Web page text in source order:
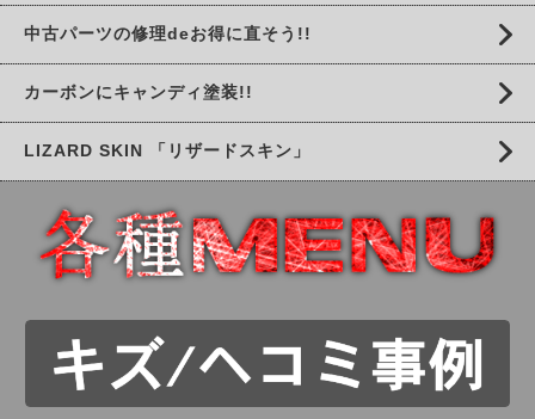
中古パーツの修理deお得に直そう!!
カーボンにキャンディ塗装!!
LIZARD SKIN 「リザードスキン」